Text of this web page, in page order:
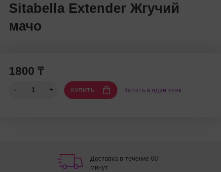
Sitabella Extender Жгучий
мачо
1800 ₸
КУПИТЬ Купить в один клик
Доставка в течение 60
минут